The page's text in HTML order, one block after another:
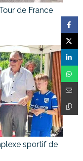
de France
sportif de